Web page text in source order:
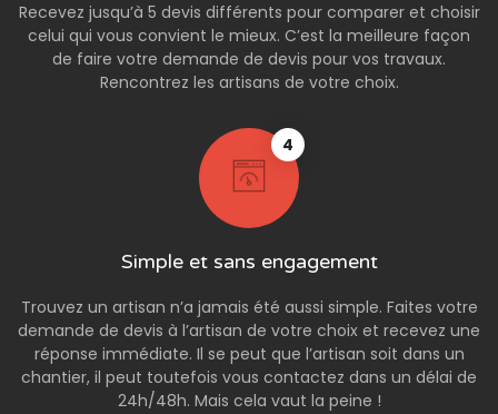
Recevez jusqu’à 5 devis différents pour comparer et choisir
celui qui vous convient le mieux. C’est la meilleure façon
de faire votre demande de devis pour vos travaux.
Rencontrez les artisans de votre choix.
4
Simple et sans engagement
Trouvez un artisan n’a jamais été aussi simple. Faites votre
demande de devis à l’artisan de votre choix et recevez une
réponse immédiate. Il se peut que l’artisan soit dans un
chantier, il peut toutefois vous contactez dans un délai de
24h/48h. Mais cela vaut la peine !